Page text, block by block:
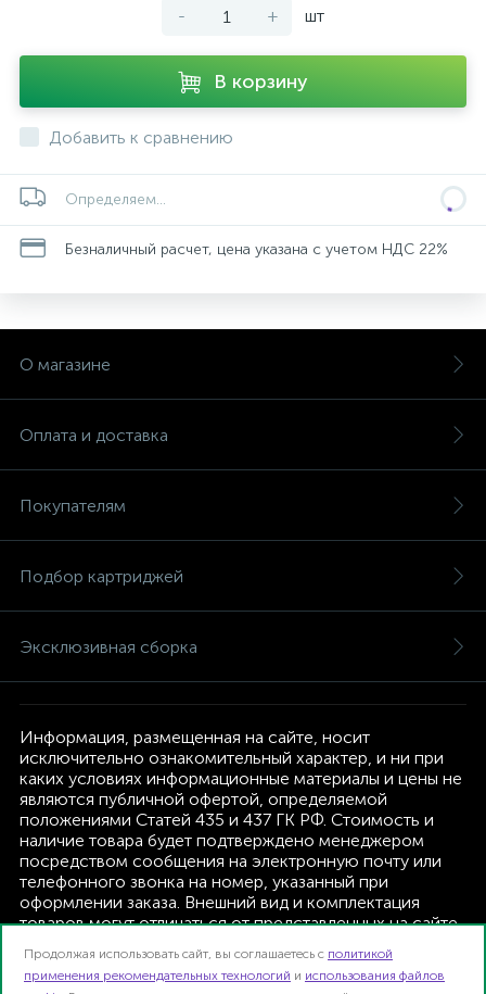
- + шт
В корзину
Добавить к сравнению
Определяем...
Безналичный расчет, цена указана с учетом НДС 22%
О магазине
Оплата и доставка
Покупателям
Подбор картриджей
Эксклюзивная сборка
Информация, размещенная на сайте, носит
исключительно ознакомительный характер, и ни при
каких условиях информационные материалы и цены не
являются публичной офертой, определяемой
положениями Статей 435 и 437 ГК РФ. Стоимость и
наличие товара будет подтверждено менеджером
посредством сообщения на электронную почту или
телефонного звонка на номер, указанный при
оформлении заказа. Внешний вид и комплектация
товаров могут отличаться от представленных на сайте.
текущую комплектацию, без дополнительного
уведомления.
Продолжая использовать сайт, вы соглашаетесь с политикой
применения рекомендательных технологий и использования файлов